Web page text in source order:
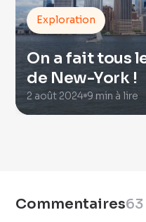
Exploration
On a fait tous
de New-York !
2 août 2024 9 min à lire
Commentaires63